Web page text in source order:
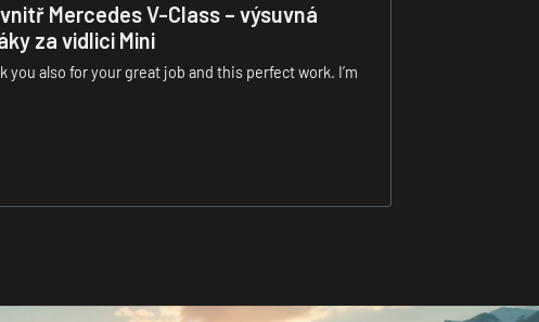
Mercedes V-Class – výsuvná
za vidlici Mini
you also for your great job and this perfect work. I’m